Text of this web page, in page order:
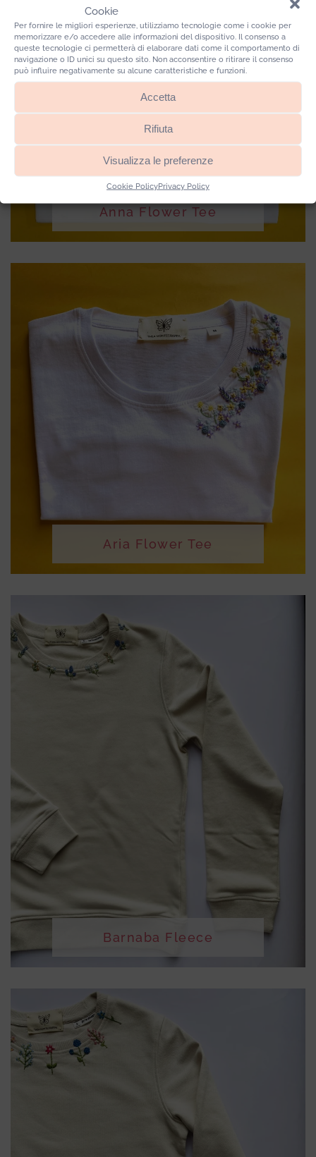
Cookie
Per fornire le migliori esperienze, utilizziamo tecnologie come i cookie per
memorizzare e/o accedere alle informazioni del dispositivo. Il consenso a
queste tecnologie ci permetterà di elaborare dati come il comportamento di
navigazione o ID unici su questo sito. Non acconsentire o ritirare il consenso
può influire negativamente su alcune caratteristiche e funzioni.
Accetta
Rifiuta
Visualizza le preferenze
Cookie PolicyPrivacy Policy
Anna Flower Tee
Aria Flower Tee
Barnaba Fleece